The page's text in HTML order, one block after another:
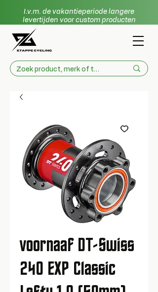
I.v.m. de vakantieperiode langere
levertijden voor custom producten
voornaaf DT-Swiss
240 EXP Classic